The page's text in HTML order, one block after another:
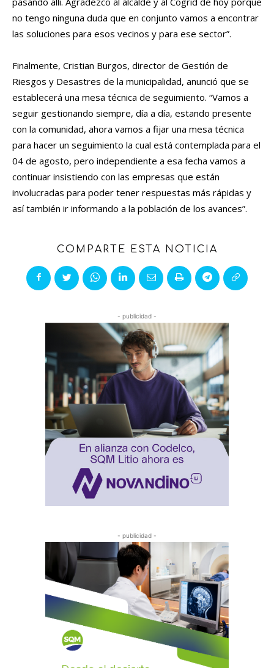
no tengo ninguna duda que en conjunto vamos a encontrar
las soluciones para esos vecinos y para ese sector”.
Finalmente, Cristian Burgos, director de Gestión de
Riesgos y Desastres de la municipalidad, anunció que se
establecerá una mesa técnica de seguimiento. “Vamos a
seguir gestionando siempre, día a día, estando presente
con la comunidad, ahora vamos a fijar una mesa técnica
para hacer un seguimiento la cual está contemplada para el
04 de agosto, pero independiente a esa fecha vamos a
continuar insistiendo con las empresas que están
involucradas para poder tener respuestas más rápidas y
así también ir informando a la población de los avances”.
COMPARTE ESTA NOTICIA
- publicidad -
- publicidad -